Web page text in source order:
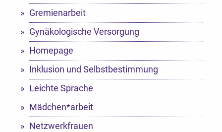
Gremienarbeit
Gynäkologische Versorgung
Homepage
Inklusion und Selbstbestimmung
Leichte Sprache
Mädchen*arbeit
Netzwerkfrauen